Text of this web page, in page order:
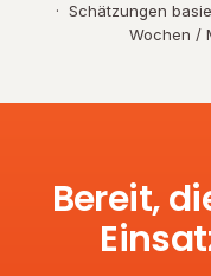
· Schätzungen
Wochen /
Bereit,